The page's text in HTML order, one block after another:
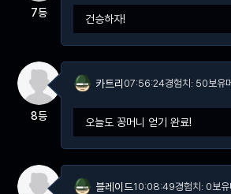
7등 건승하자!
8등
카트리 07:56:24경험치: 50보유
오늘도 꽁머니 얻기 완료!
블레이드10:08:49경험치: 0보